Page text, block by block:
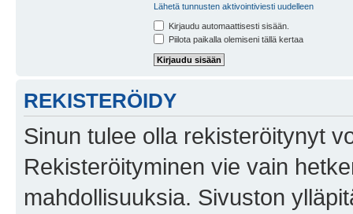
Lähetä tunnusten aktivointiviesti uudelleen
Kirjaudu automaattisesti sisään.
Piilota paikalla olemiseni tällä kertaa
REKISTERÖIDY
Sinun tulee olla rekisteröitynyt
Rekisteröityminen vie vain
mahdollisuuksia. Sivuston